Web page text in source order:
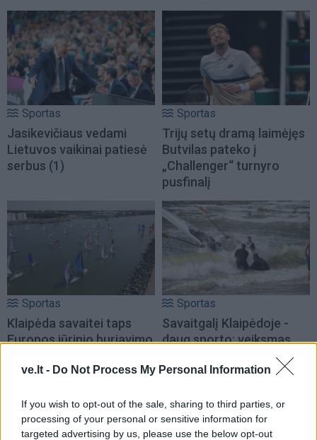
ve.lt - Do Not Process My Personal Information
If you wish to opt-out of the sale, sharing to third parties, or
processing of your personal or sensitive information for
targeted advertising by us, please use the below opt-out
Sportas
Jasikevičiaus vedami
Lietuvos vaikinai patiesė
serbus (1)
Sportas
Trijų setų dramą laimėjęs
Butvilas pateko į
„Challenger“ turnyro
pusfinalį
Sportas
Klaipėda savaitei taps
Europos jūrinio buriavimo
Sportas
Savaitgalį Klaipėdoje -
daug sporto: veiksmas
virs penkiose skirtingose
miesto vietose